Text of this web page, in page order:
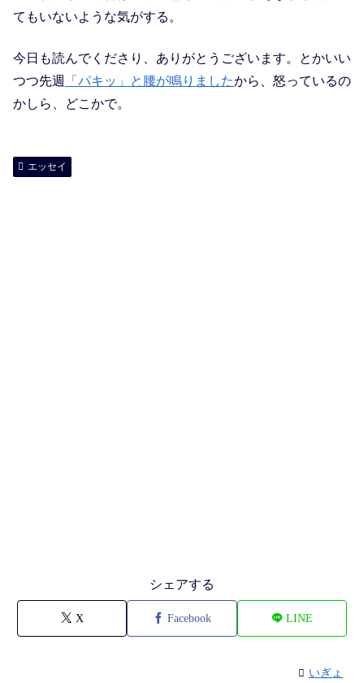
てもいないような気がする。
今日も読んでくださり、ありがとうございます。とかいい
つつ先週
「パキッ」と腰が鳴りましたから、怒っているの
かしら、どこかで。
エッセイ
シェアする
X Facebook LINE
いぎょ